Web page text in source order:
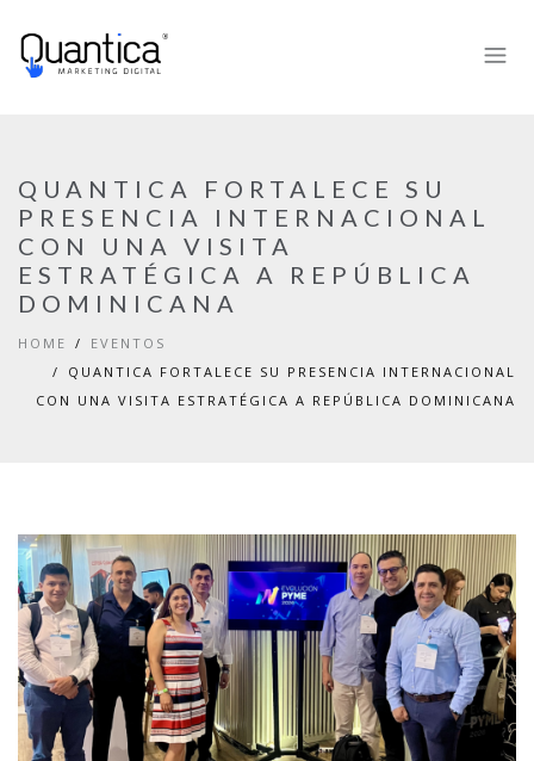
QUANTICA FORTALECE SU
PRESENCIA INTERNACIONAL
CON UNA VISITA
ESTRATÉGICA A REPÚBLICA
DOMINICANA
HOME
EVENTOS
QUANTICA FORTALECE SU PRESENCIA INTERNACIONAL
CON UNA VISITA ESTRATÉGICA A REPÚBLICA DOMINICANA